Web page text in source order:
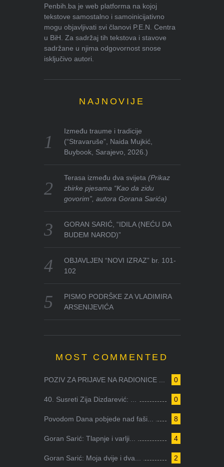
Penbih.ba je web platforma na kojoj
tekstove samostalno i samoinicijativno
mogu objavljivati svi članovi P.E.N. Centra
u BiH. Za sadržaj tih tekstova i stavove
sadržane u njima odgovornost snose
isključivo autori.
NAJNOVIJE
Između traume i tradicije
(“Stravaruše”, Naida Mujkić,
Buybook, Sarajevo, 2026.)
Terasa između dva svijeta(Prikaz
zbirke pjesama “Kao da zidu
govorim”, autora Gorana Sarića)
GORAN SARIĆ, “IDILA (NEĆU DA
BUDEM NAROD)”
OBJAVLJEN “NOVI IZRAZ” br. 101-
102
PISMO PODRŠKE ZA VLADIMIRA
ARSENIJEVIĆA
MOST COMMENTED
0
POZIV ZA PRIJAVE NA RADIONICE ...
0
40. Susreti Zija Dizdarević: ...
8
Povodom Dana pobjede nad faši...
4
Goran Sarić: Tlapnje i varlji...
2
Goran Sarić: Moja dvije i dva...